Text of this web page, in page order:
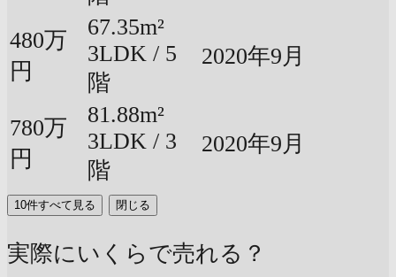
480万
円
67.35m²
3LDK / 5
階
2020年9月
780万
円
81.88m²
3LDK / 3
階
2020年9月
10件すべて見る 閉じる
実際にいくらで売れる？